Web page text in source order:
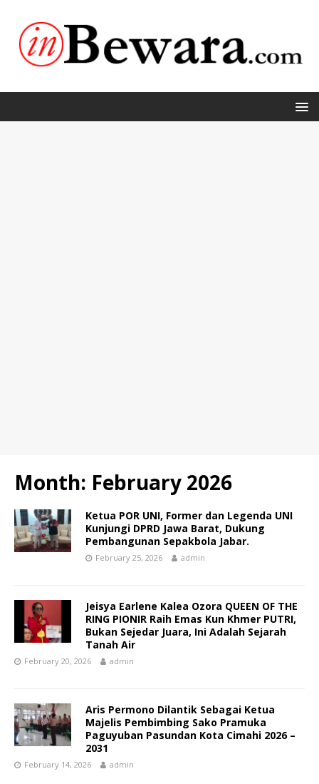
Month: February 2026
Ketua POR UNI, Former dan Legenda UNI
Kunjungi DPRD Jawa Barat, Dukung
Pembangunan Sepakbola Jabar.
February 25, 2026 admin
Jeisya Earlene Kalea Ozora QUEEN OF THE
RING PIONIR Raih Emas Kun Khmer PUTRI,
Bukan Sejedar Juara, Ini Adalah Sejarah
Tanah Air
February 20, 2026 admin
Aris Permono Dilantik Sebagai Ketua
Majelis Pembimbing Sako Pramuka
Paguyuban Pasundan Kota Cimahi 2026 –
2031
February 14, 2026 admin